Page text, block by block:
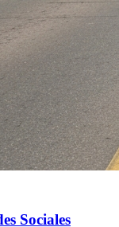
Sociales